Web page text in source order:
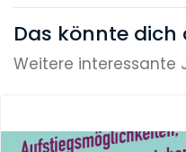
Das könnte dich
Weitere interessante